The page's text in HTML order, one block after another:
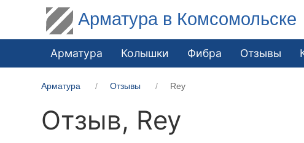
Арматура в Комсомольске
Арматура Колышки Фибра Отзывы
Арматура Отзывы Rey
Отзыв, Rey